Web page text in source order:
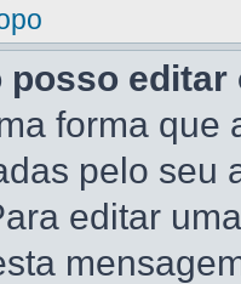
posso
forma que
pelo seu
editar